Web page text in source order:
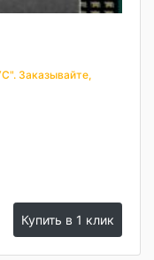
Заказывайте,
Купить в 1 клик